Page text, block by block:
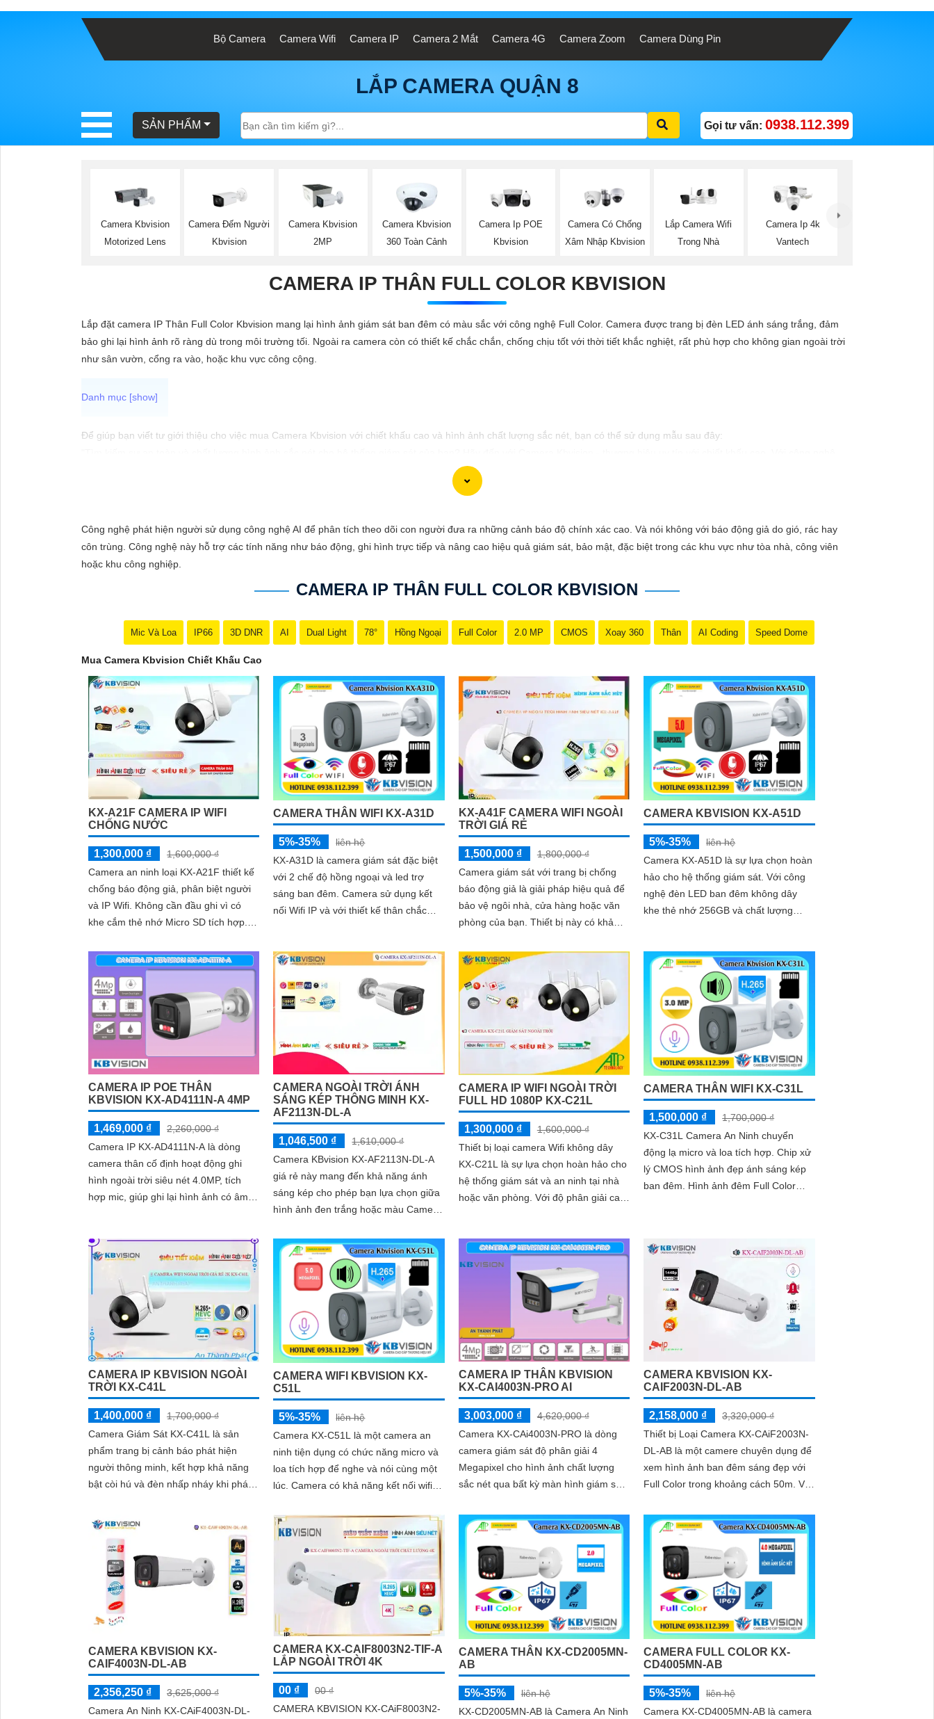
Bộ Camera Camera Wifi Camera IP Camera 2 Mắt Camera 4G Camera Zoom Camera Dùng Pin
LẮP CAMERA QUẬN 8
SẢN PHẨM Gọi tư vấn: 0938.112.399
Camera Kbvision
Motorized Lens
Camera Đếm Người
Kbvision
Camera Kbvision
2MP
Camera Kbvision
360 Toàn Cảnh
Camera Ip POE
Kbvision
Camera Có Chống
Xâm Nhập Kbvision
Lắp Camera Wifi
Trong Nhà
Camera Ip 4k
Vantech
CAMERA IP THÂN FULL COLOR KBVISION
Lắp đặt camera IP Thân Full Color Kbvision mang lại hình ảnh giám sát ban đêm có màu sắc với công nghệ Full Color. Camera được trang bị đèn LED ánh sáng trắng, đảm
bảo ghi lại hình ảnh rõ ràng dù trong môi trường tối. Ngoài ra camera còn có thiết kế chắc chắn, chống chịu tốt với thời tiết khắc nghiệt, rất phù hợp cho không gian ngoài trời
như sân vườn, cổng ra vào, hoặc khu vực công cộng.
Để giúp bạn viết tư giới thiệu cho việc mua Camera Kbvision với chiết khấu cao và hình ảnh chất lượng sắc nét, bạn có thể sử dụng mẫu sau đây:
hàng đầu, Camera Kbvision mang đến cho bạn hình ảnh chất lượng cao, rõ nét và độ tin cậy cao. Đừng để bất kỳ sự cố nào xảy ra mà không có sự giám sát chuyên nghiệp.
Hãy đầu tư vào Camera Kbvision và yên tâm bảo vệ gia đình và tài sản của bạn ngay hôm nay!"
Công nghệ phát hiện người sử dụng công nghệ AI để phân tích theo dõi con người đưa ra những cảnh báo độ chính xác cao. Và nói không với báo động giả do gió, rác hay
côn trùng. Công nghệ này hỗ trợ các tính năng như báo động, ghi hình trực tiếp và nâng cao hiệu quả giám sát, bảo mật, đặc biệt trong các khu vực như tòa nhà, công viên
hoặc khu công nghiệp.
CAMERA IP THÂN FULL COLOR KBVISION
Mic Và Loa IP66 3D DNR AI Dual Light 78° Hồng Ngoại Full Color 2.0 MP CMOS Xoay 360 Thân AI Coding Speed Dome
Mua Camera Kbvision Chiết Khấu Cao
KX-A21F CAMERA IP WIFI
CHỐNG NƯỚC
1,300,000 ₫
1,600,000 ₫
Camera an ninh loại KX-A21F thiết kế
chống báo động giả, phân biệt người
và IP Wifi. Không cần đầu ghi vì có
khe cắm thẻ nhớ Micro SD tích hợp.
CAMERA THÂN WIFI KX-A31D
5%-35%
liên hệ
KX-A31D là camera giám sát đặc biệt
với 2 chế độ hồng ngoại và led trợ
sáng ban đêm. Camera sử dụng kết
nối Wifi IP và với thiết kế thân chắc
kèm với âm thanh
KX-A41F CAMERA WIFI NGOÀI
TRỜI GIÁ RẺ
1,500,000 ₫
1,800,000 ₫
Camera giám sát với trang bị chống
báo động giả là giải pháp hiệu quả để
bảo vệ ngôi nhà, cửa hàng hoặc văn
phòng của bạn. Thiết bị này có khả
CAMERA KBVISION KX-A51D
5%-35%
liên hệ
Camera KX-A51D là sự lựa chọn hoàn
hảo cho hệ thống giám sát. Với công
nghệ đèn LED ban đêm không dây
khe thẻ nhớ 256GB và chất lượng
CAMERA IP POE THÂN
KBVISION KX-AD4111N-A 4MP
1,469,000 ₫
2,260,000 ₫
Camera IP KX-AD4111N-A là dòng
camera thân cố định hoạt động ghi
hình ngoài trời siêu nét 4.0MP, tích
hợp mic, giúp ghi lại hình ảnh có âm
CAMERA NGOÀI TRỜI ÁNH
SÁNG KÉP THÔNG MINH KX-
AF2113N-DL-A
1,046,500 ₫
1,610,000 ₫
Camera KBvision KX-AF2113N-DL-A
giá rẻ này mang đến khả năng ánh
sáng kép cho phép bạn lựa chọn giữa
hình ảnh đen trắng hoặc màu Camera
tính năng...
CAMERA IP WIFI NGOÀI TRỜI
FULL HD 1080P KX-C21L
1,300,000 ₫
1,600,000 ₫
Thiết bị loại camera Wifi không dây
KX-C21L là sự lựa chọn hoàn hảo cho
hệ thống giám sát và an ninh tại nhà
hoặc văn phòng. Với độ phân giải cao,
mọi hoạt động một cách dễ dàng
CAMERA THÂN WIFI KX-C31L
1,500,000 ₫
1,700,000 ₫
KX-C31L Camera An Ninh chuyển
động lạ micro và loa tích hợp. Chip xử
lý CMOS hình ảnh đẹp ánh sáng kép
ban đêm. Hình ảnh đêm Full Color
CAMERA IP KBVISION NGOÀI
TRỜI KX-C41L
1,400,000 ₫
1,700,000 ₫
Camera Giám Sát KX-C41L là sản
phẩm trang bị cảnh báo phát hiện
người thông minh, kết hợp khả năng
bật còi hú và đèn nhấp nháy khi phát
chip xử...
CAMERA WIFI KBVISION KX-
C51L
5%-35%
liên hệ
Camera KX-C51L là một camera an
ninh tiện dụng có chức năng micro và
loa tích hợp để nghe và nói cùng một
lúc. Camera có khả năng kết nối wifi
cho hình ảnh sắc nét đến 5
CAMERA IP THÂN KBVISION
KX-CAI4003N-PRO AI
3,003,000 ₫
4,620,000 ₫
Camera KX-CAi4003N-PRO là dòng
camera giám sát độ phân giải 4
Megapixel cho hình ảnh chất lượng
sắc nét qua bất kỳ màn hình giám sát
thông minh như phát hiện hàng rào
ảo, xâm nhập và phân biệt người/xe
(SMD Plus), cùng khả năng tìm kiếm
sự kiện thông minh giúp nâng cao hiệu
quả giám sát an ninh
CAMERA KBVISION KX-
CAIF2003N-DL-AB
2,158,000 ₫
3,320,000 ₫
Thiết bị Loại Camera KX-CAiF2003N-
DL-AB là một camere chuyên dụng để
xem hình ảnh ban đêm sáng đẹp với
Full Color trong khoảng cách 50m. Với
CAMERA KBVISION KX-
CAIF4003N-DL-AB
2,356,250 ₫
3,625,000 ₫
Camera An Ninh KX-CAiF4003N-DL-
CAMERA KX-CAIF8003N2-TIF-A
LẮP NGOÀI TRỜI 4K
00 ₫
00 ₫
CAMERA KBVISION KX-CAiF8003N2-
CAMERA THÂN KX-CD2005MN-
AB
5%-35%
liên hệ
KX-CD2005MN-AB là Camera An Ninh
CAMERA FULL COLOR KX-
CD4005MN-AB
5%-35%
liên hệ
Camera KX-CD4005MN-AB là camera